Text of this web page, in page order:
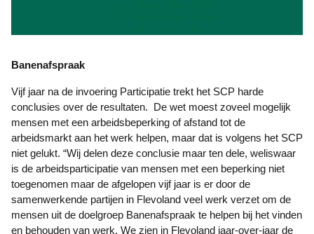
Banenafspraak
Vijf jaar na de invoering Participatie trekt het SCP harde
conclusies over de resultaten. De wet moest zoveel mogelijk
mensen met een arbeidsbeperking of afstand tot de
arbeidsmarkt aan het werk helpen, maar dat is volgens het SCP
niet gelukt. “Wij delen deze conclusie maar ten dele, weliswaar
is de arbeidsparticipatie van mensen met een beperking niet
toegenomen maar de afgelopen vijf jaar is er door de
samenwerkende partijen in Flevoland veel werk verzet om de
mensen uit de doelgroep Banenafspraak te helpen bij het vinden
en behouden van werk. We zien in Flevoland jaar-over-jaar de